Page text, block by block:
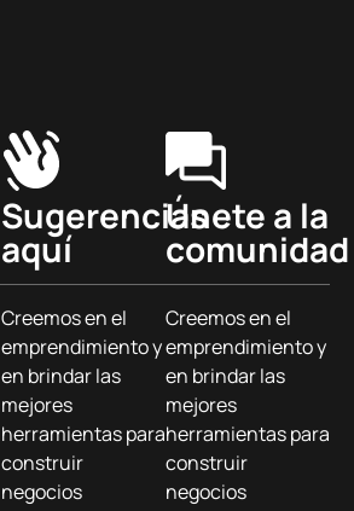
Sugerencias
aquí
Creemos en el
emprendimiento y
en brindar las
mejores
herramientas para
construir
negocios
Únete a la
comunidad
Creemos en el
emprendimiento y
en brindar las
mejores
herramientas para
construir
negocios